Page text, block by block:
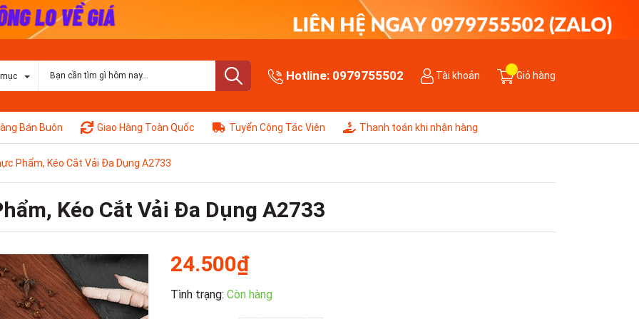
Hotline: 0979755502 Tài khoản Giỏ hàng
Bán Buôn Giao Hàng Toàn Quốc Tuyển Cộng Tác Viên Thanh toán khi nhận hàng
Phẩm, Kéo Cắt Vải Đa Dụng A2733
Kéo Cắt Vải Đa Dụng A2733
24.500₫
Tình trạng: Còn hàng